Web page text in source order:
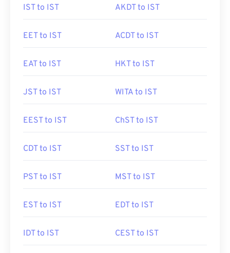
IST to IST AKDT to IST
EET to IST ACDT to IST
EAT to IST HKT to IST
JST to IST WITA to IST
EEST to IST ChST to IST
CDT to IST SST to IST
PST to IST MST to IST
EST to IST EDT to IST
IDT to IST CEST to IST